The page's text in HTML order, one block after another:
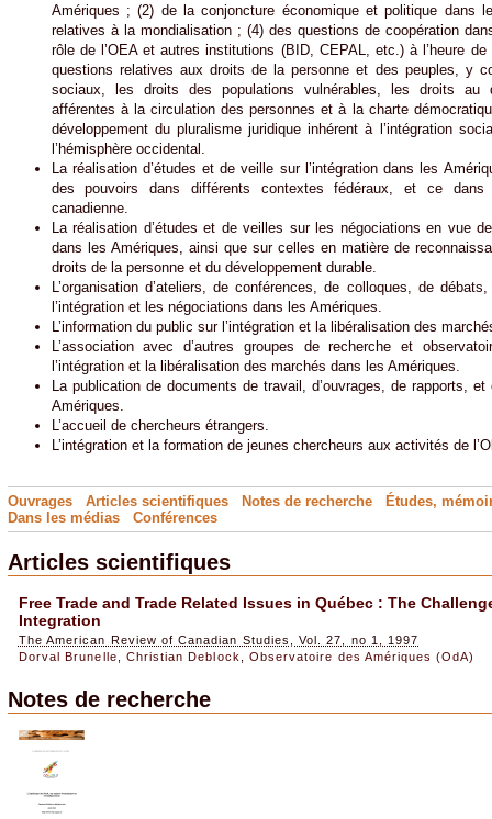
Amériques ; (2) de la conjoncture économique et politique dans
relatives à la mondialisation ; (4) des questions de coopération
rôle de l’OEA et autres institutions (BID, CEPAL, etc.) à l’heure
questions relatives aux droits de la personne et des peuples, y
sociaux, les droits des populations vulnérables, les droits au
afférentes à la circulation des personnes et à la charte
développement du pluralisme juridique inhérent à l’intégration
l’hémisphère occidental.
La réalisation d’études et de veille sur l’intégration dans les
des pouvoirs dans différents contextes fédéraux, et ce dans
canadienne.
La réalisation d’études et de veilles sur les négociations en vue
dans les Amériques, ainsi que sur celles en matière de
droits de la personne et du développement durable.
L’organisation d’ateliers, de conférences, de colloques, de
l’intégration et les négociations dans les Amériques.
L’information du public sur l’intégration et la libéralisation des
L’association avec d’autres groupes de recherche et
l’intégration et la libéralisation des marchés dans les Amériques.
La publication de documents de travail, d’ouvrages, de rapports, et
Amériques.
L’accueil de chercheurs étrangers.
L’intégration et la formation de jeunes chercheurs aux activités de
Ouvrages Articles scientifiques Notes de recherche
Études,
Dans les médias
Conférences
Articles scientifiques
Free Trade and Trade Related Issues in Québec : The
Integration
The American Review of Canadian Studies, Vol. 27, no 1, 1997
Dorval Brunelle
Christian Deblock Observatoire des Amériques (OdA)
Notes de recherche